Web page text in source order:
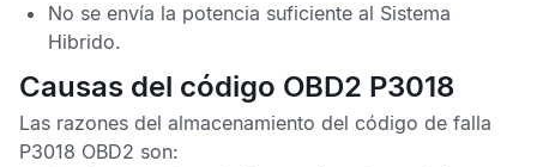
No se envía la potencia suficiente al Sistema
Hibrido.
Causas del código OBD2 P3018
Las razones del almacenamiento del código de falla
P3018 OBD2 son: